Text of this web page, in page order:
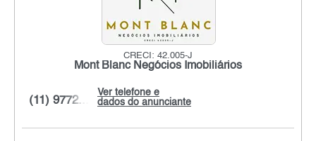
CRECI: 42.005-J
Mont Blanc Negócios Imobiliários
Ver telefone e
dados do anunciante
(11) 9772...